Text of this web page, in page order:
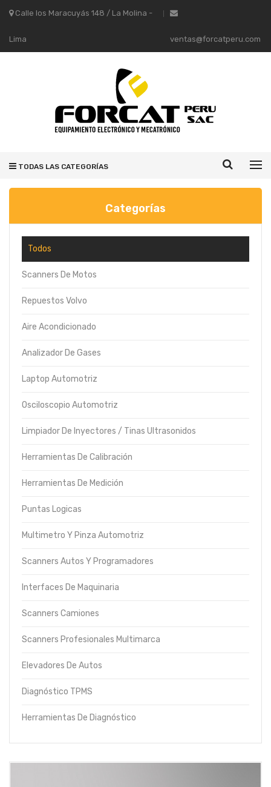
Calle los Maracuyás 148 / La Molina -
Lima ventas@forcatperu.com
TODAS LAS CATEGORÍAS
Categorías
Todos
Scanners De Motos
Repuestos Volvo
Aire Acondicionado
Analizador De Gases
Laptop Automotriz
Osciloscopio Automotriz
Limpiador De Inyectores / Tinas Ultrasonidos
Herramientas De Calibración
Herramientas De Medición
Puntas Logicas
Multimetro Y Pinza Automotriz
Scanners Autos Y Programadores
Interfaces De Maquinaria
Scanners Camiones
Scanners Profesionales Multimarca
Elevadores De Autos
Diagnóstico TPMS
Herramientas De Diagnóstico